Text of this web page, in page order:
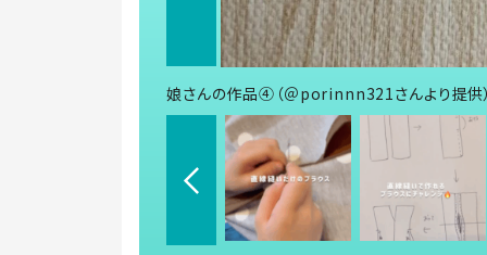
娘さんの作品④（＠porinnn321さんより提供